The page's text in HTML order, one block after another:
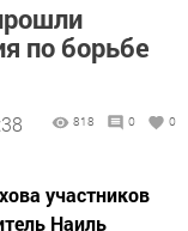
по борьбе
818 0 0
участников
Наиль